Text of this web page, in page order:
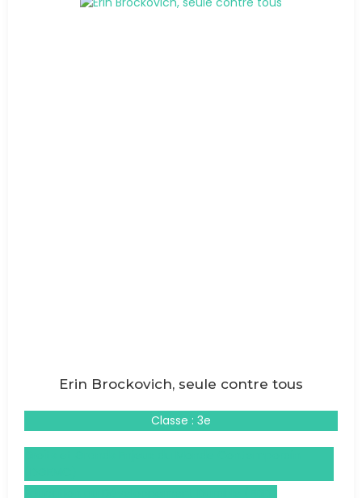
Erin Brockovich, seule contre tous
Classe : 3e